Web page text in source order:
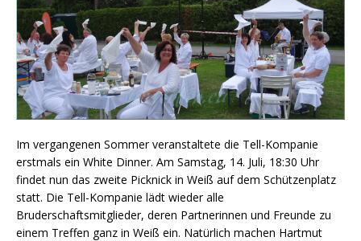
Im vergangenen Sommer veranstaltete die Tell-Kompanie
erstmals ein White Dinner. Am Samstag, 14. Juli, 18:30 Uhr
findet nun das zweite Picknick in Weiß auf dem Schützenplatz
statt. Die Tell-Kompanie lädt wieder alle
Bruderschaftsmitglieder, deren Partnerinnen und Freunde zu
einem Treffen ganz in Weiß ein. Natürlich machen Hartmut